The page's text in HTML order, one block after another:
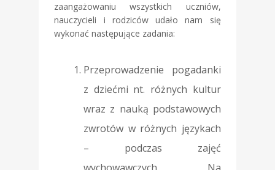
zaangażowaniu wszystkich uczniów,
nauczycieli i rodziców udało nam się
wykonać następujące zadania:
Przeprowadzenie pogadanki
z dziećmi nt. różnych kultur
wraz z nauką podstawowych
zwrotów w różnych językach
– podczas zajęć